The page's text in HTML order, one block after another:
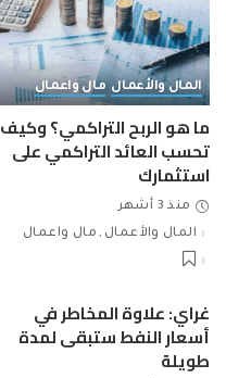
المال والأعمال مال واعمال
ما هو الربح التراكمي؟ وكيف
تحسب العائد التراكمي على
استثمارك
منذ 3 أشهر
المال والأعمال
مال واعمال
غراي: علاوة المخاطر في
أسعار النفط ستبقى لمدة
طويلة